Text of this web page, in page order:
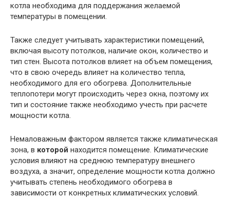
котла необходима для поддержания желаемой
температуры в помещении.
Также следует учитывать характеристики помещений,
включая высоту потолков, наличие окон, количество и
тип стен. Высота потолков влияет на объем помещения,
что в свою очередь влияет на количество тепла,
необходимого для его обогрева. Дополнительные
теплопотери могут происходить через окна, поэтому их
тип и состояние также необходимо учесть при расчете
мощности котла.
Немаловажным фактором является также климатическая
зона, в которой находится помещение. Климатические
условия влияют на среднюю температуру внешнего
воздуха, а значит, определение мощности котла должно
учитывать степень необходимого обогрева в
зависимости от конкретных климатических условий.